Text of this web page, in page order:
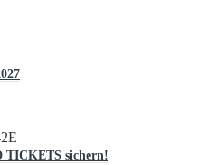
TICKETS sichern!